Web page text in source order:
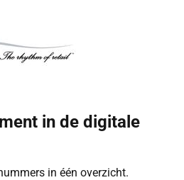
in de digitale
in één overzicht.